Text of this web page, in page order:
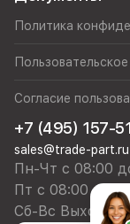
Политика
Согласие
+7 (495) 157-
sales@trade-part.ru
Пн-Чт с 08:00
Пт с 08:00 до
Сб-Вс Выходной